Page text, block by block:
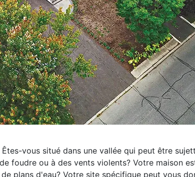
vous situé dans une vallée qui peut être
foudre ou à des vents violents? Votre maison
plans d'eau? Votre site spécifique peut vous